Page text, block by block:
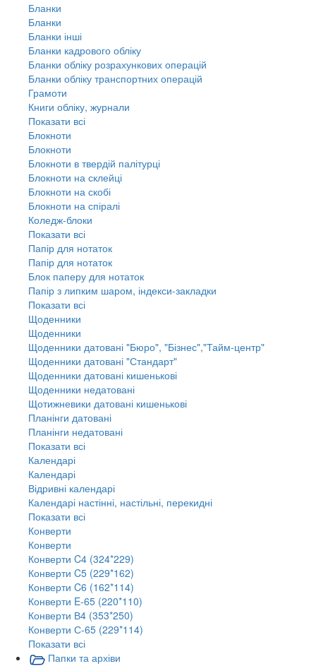
Бланки
Бланки
Бланки інші
Бланки кадрового обліку
Бланки обліку розрахункових операцій
Бланки обліку транспортних операцій
Грамоти
Книги обліку, журнали
Показати всі
Блокноти
Блокноти
Блокноти в твердій палітурці
Блокноти на склейці
Блокноти на скобі
Блокноти на спіралі
Коледж-блоки
Показати всі
Папір для нотаток
Папір для нотаток
Блок паперу для нотаток
Папір з липким шаром, індекси-закладки
Показати всі
Щоденники
Щоденники
Щоденники датовані "Бюро", "Бізнес","Тайм-центр"
Щоденники датовані "Стандарт"
Щоденники датовані кишенькові
Щоденники недатовані
Щотижневики датовані кишенькові
Планінги датовані
Планінги недатовані
Показати всі
Календарі
Календарі
Відривні календарі
Календарі настінні, настільні, перекидні
Показати всі
Конверти
Конверти
Конверти C4 (324*229)
Конверти C5 (229*162)
Конверти C6 (162*114)
Конверти E-65 (220*110)
Конверти В4 (353*250)
Конверти С-65 (229*114)
Показати всі
Папки та архіви